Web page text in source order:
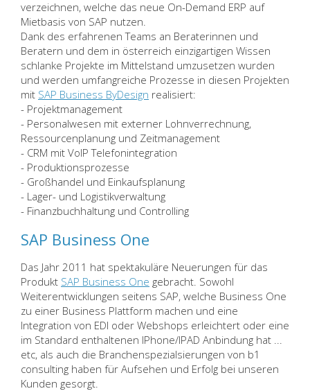
verzeichnen, welche das neue On-Demand ERP auf
Mietbasis von SAP nutzen.
Dank des erfahrenen Teams an Beraterinnen und
Beratern und dem in österreich einzigartigen Wissen
schlanke Projekte im Mittelstand umzusetzen wurden
und werden umfangreiche Prozesse in diesen Projekten
mit SAP Business ByDesign realisiert:
- Projektmanagement
- Personalwesen mit externer Lohnverrechnung,
Ressourcenplanung und Zeitmanagement
- CRM mit VoIP Telefonintegration
- Produktionsprozesse
- Großhandel und Einkaufsplanung
- Lager- und Logistikverwaltung
- Finanzbuchhaltung und Controlling
SAP Business One
Das Jahr 2011 hat spektakuläre Neuerungen für das
Produkt SAP Business One gebracht. Sowohl
Weiterentwicklungen seitens SAP, welche Business One
zu einer Business Plattform machen und eine
Integration von EDI oder Webshops erleichtert oder eine
im Standard enthaltenen IPhone/IPAD Anbindung hat ...
etc, als auch die Branchenspezialsierungen von b1
consulting haben für Aufsehen und Erfolg bei unseren
Kunden gesorgt.